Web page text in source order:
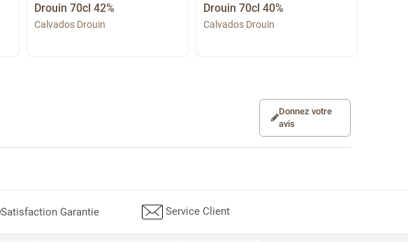
Drouin 70cl 42%
Calvados Drouin
Drouin 70cl 40%
Calvados Drouin
Donnez votre
avis
Satisfaction Garantie Service Client